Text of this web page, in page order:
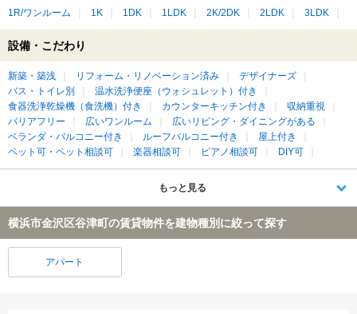
1R/ワンルーム 1K 1DK 1LDK 2K/2DK 2LDK 3LDK
設備・こだわり
新築・築浅 リフォーム・リノベーション済み
デザイナーズ
バス・トイレ別
温水洗浄便座（ウォシュレット）付き
食器洗浄乾燥機（食洗機）付き
カウンターキッチン付き
収納重視
バリアフリー
広いワンルーム
広いリビング・ダイニングがある
ベランダ・バルコニー付き
ルーフバルコニー付き
屋上付き
ペット可・ペット相談可
楽器相談可 ピアノ相談可 DIY可
もっと見る
横浜市金沢区谷津町の賃貸物件を建物種別に絞って探す
アパート